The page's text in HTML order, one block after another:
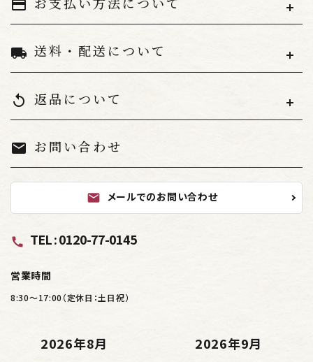
payment
local_shipping 送料・配送について
replay 返品について
mail お問い合わせ
mail メールでのお問い合わせ
call TEL : 0120-77-0145
営業時間
8:30～17:00（定休日：土日祝）
2026年8月 2026年9月